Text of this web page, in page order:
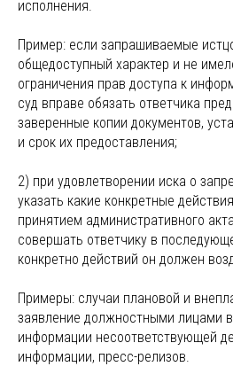
исполнения.
Пример: если запрашиваемые
общедоступный характер и не
ограничения прав доступа к
суд вправе обязать ответчика
заверенные копии документов,
и срок их предоставления;
2) при удовлетворении иска о
указать какие конкретные
принятием административного
совершать ответчику в
конкретно действий он должен
Примеры: случаи плановой и
заявление должностными лицами
информации несоответствующей
информации, пресс-релизов.